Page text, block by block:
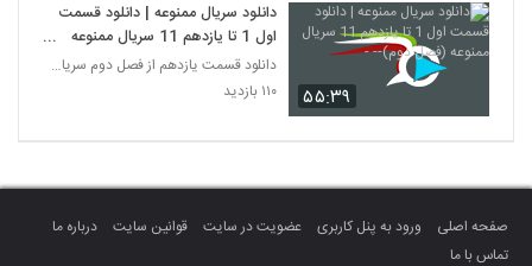
۵۵:۳۹
دانلود سریال ممنوعه | دانلود قسمت
اول 1 تا یازدهم 11 سریال ممنوعه
(فصل دوم)-- -
دانلود قسمت یازدهم از فصل دوم سریال ممنوعه
۱۱۰ بازدید
صفحه اصلی ورود به پنل کاربری عضویت در سایت قوانین سایت
درباره ما
تماس با ما